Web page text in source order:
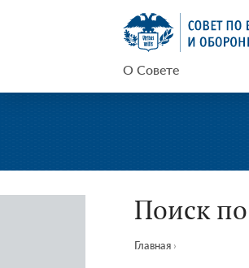
СВОП
О Совете
Поиск
Главная ›